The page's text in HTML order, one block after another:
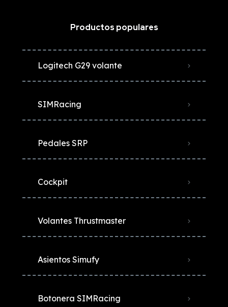
Productos populares
Logitech G29 volante
SIMRacing
Pedales SRP
Cockpit
Volantes Thrustmaster
Asientos Simufy
Botonera SIMRacing